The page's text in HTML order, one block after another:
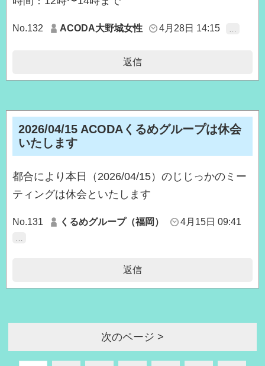
No.132 ACODA大野城女性 4月28日 14:15
返信
2026/04/15 ACODAくるめグループは休会
いたします
都合により本日（2026/04/15）のじじっかのミー
ティングは休会といたします
No.131 くるめグループ（福岡） 4月15日 09:41
…
返信
次のページ >